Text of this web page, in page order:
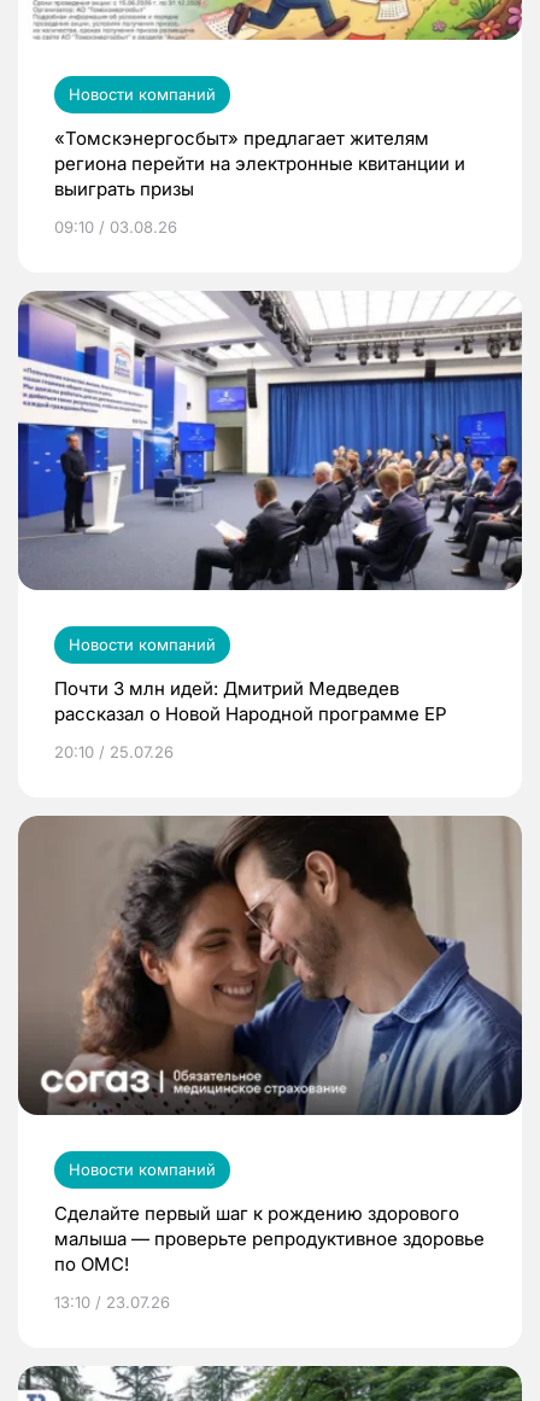
Новости компаний
«Томскэнергосбыт» предлагает жителям
региона перейти на электронные квитанции и
выиграть призы
09:10 / 03.08.26
Новости компаний
Почти 3 млн идей: Дмитрий Медведев
рассказал о Новой Народной программе ЕР
20:10 / 25.07.26
Новости компаний
Сделайте первый шаг к рождению здорового
малыша — проверьте репродуктивное здоровье
по ОМС!
13:10 / 23.07.26